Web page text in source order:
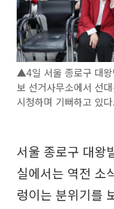
▲4일 서울 종로구 대왕
보 선거사무소에서 선
시청하며 기뻐하고 있
서울 종로구 대왕
실에서는 역전 소
렁이는 분위기를